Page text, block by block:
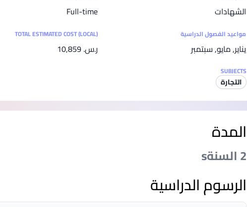
SEGi University Kota Damansara
Management and Science University (MSU)
الشهادات Full-time
مواعيد الفصول الدراسية
يناير, مايو, سبتمبر
TOTAL ESTIMATED COST (LOCAL)
ر.س.‏ 10,859
SUBJECTS
التجارة
المدة
2 السنةs
الرسوم الدراسية